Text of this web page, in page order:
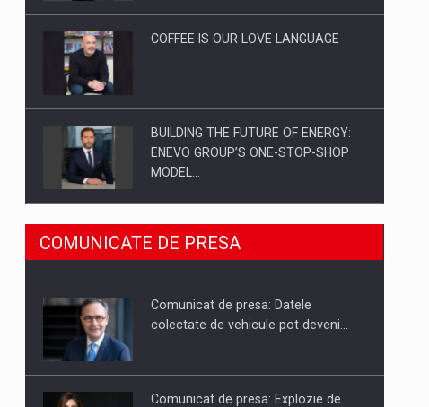
COFFEE IS OUR LOVE LANGUAGE
BUILDING THE FUTURE OF ENERGY:
ENEVO GROUP’S ONE-STOP-SHOP
MODEL…
ROOTED IN ROMANIA, BUILT TO
DELIVER TECHNOLOGY FOR THE…
PUTTING ROMANIAN CORPORATE
COMUNICATE DE PRESA
Comunicat de presa: Datele
colectate de vehicule pot deveni…
Comunicat de presa: Explozie de